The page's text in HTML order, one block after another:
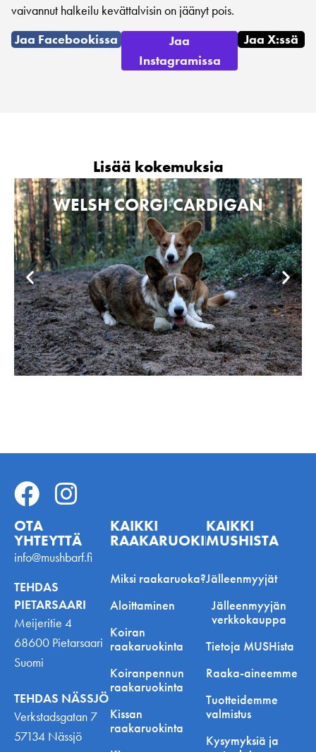
vaivannut halkeilu kevättalvisin on jäänyt pois.
Jaa Facebookissa
Jaa
Instagramissa
Jaa X:ssä
Lisää kokemuksia
WELSH CORGI CARDIGAN
OTA
YHTEYTTÄ
info@mushbarf.fi
TEHDAS
PIETARSAARI
Meijeritie 4
68600 Pietarsaari
Suomi
TEHDAS NÄSSJÖ
Verkstadsgatan 7
57134 Nässjö
KAIKKI
RAAKARUOKINNASTA
Miksi raakaruoka?
Aloittaminen
Koiran
raakaruokinta
Koiranpennun
raakaruokinta
Kissan
raakaruokinta
KAIKKI
MUSHISTA
Jälleenmyyjät
Jälleenmyyjän
verkkokauppa
Tietoja MUSHista
Raaka-aineemme
Tuotteidemme
valmistus
Kysymyksiä ja